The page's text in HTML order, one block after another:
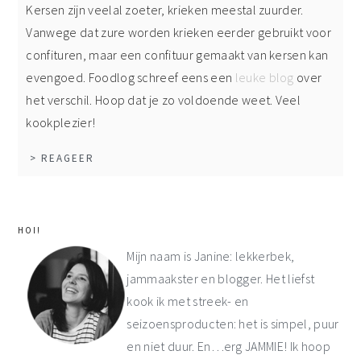
Kersen zijn veelal zoeter, krieken meestal zuurder.
Vanwege dat zure worden krieken eerder gebruikt voor
confituren, maar een confituur gemaakt van kersen kan
evengoed. Foodlog schreef eens een leuke blog over
het verschil. Hoop dat je zo voldoende weet. Veel
kookplezier!
> REAGEER
primaire
sidebar
HOI!
Mijn naam is Janine: lekkerbek,
jammaakster en blogger. Het liefst
kook ik met streek- en
seizoensproducten: het is simpel, puur
en niet duur. En…erg JAMMIE! Ik hoop